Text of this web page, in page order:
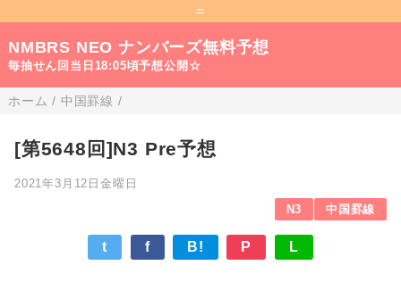
=
NMBRS NEO ナンバーズ無料予想
毎抽せん回当日18:05頃予想公開☆
ホーム / 中国罫線 /
[第5648回]N3 Pre予想
2021年3月12日金曜日
N3
中国罫線
t f B! P L